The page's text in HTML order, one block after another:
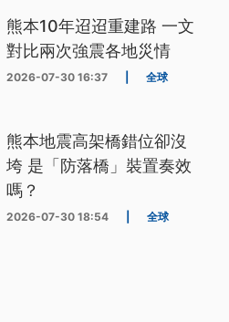
熊本10年迢迢重建路 一文
對比兩次強震各地災情
2026-07-30 16:37 全球
熊本地震高架橋錯位卻沒
垮 是「防落橋」裝置奏效
嗎？
2026-07-30 18:54 全球